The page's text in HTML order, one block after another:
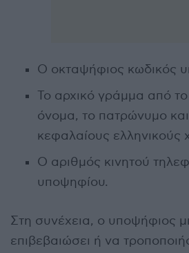
Ο οκταψήφιος κωδικός
Το αρχικό γράμμα από
όνομα, το πατρώνυμο
κεφαλαίους ελληνικούς
Ο αριθμός κινητού
υποψηφίου.
Στη συνέχεια, ο υποψήφιος
επιβεβαιώσει ή να